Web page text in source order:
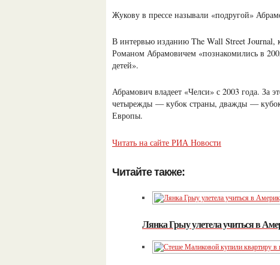
Жукову в прессе называли «подругой»
В интервью изданию The Wall Street Journal,
Романом Абрамовичем «познакомились в
детей».
Абрамович владеет «Челси» с 2003 года. За
четырежды — кубок страны, дважды —
Европы.
Читать на сайте РИА Новости
Читайте также:
Лянка Грыу улетела учиться в